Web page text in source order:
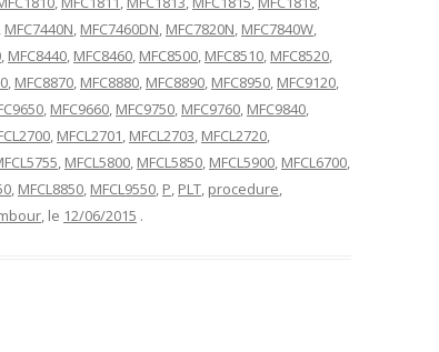
, MFC7440N, MFC7460DN, MFC7820N, MFC7840W,
, MFC8440, MFC8460, MFC8500, MFC8510, MFC8520,
, MFC8870, MFC8880, MFC8890, MFC8950, MFC9120,
, MFC9660, MFC9750, MFC9760, MFC9840,
, MFCL2701, MFCL2703, MFCL2720,
, MFCL5800, MFCL5850, MFCL5900, MFCL6700,
, MFCL8850, MFCL9550, P, PLT, procedure,
, le 12/06/2015 .